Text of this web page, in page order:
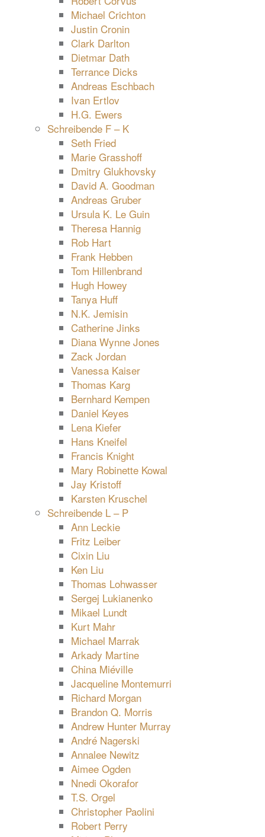
Michael Crichton
Justin Cronin
Clark Darlton
Dietmar Dath
Terrance Dicks
Andreas Eschbach
Ivan Ertlov
H.G. Ewers
Schreibende F – K
Seth Fried
Marie Grasshoff
Dmitry Glukhovsky
David A. Goodman
Andreas Gruber
Ursula K. Le Guin
Theresa Hannig
Rob Hart
Frank Hebben
Tom Hillenbrand
Hugh Howey
Tanya Huff
N.K. Jemisin
Catherine Jinks
Diana Wynne Jones
Zack Jordan
Vanessa Kaiser
Thomas Karg
Bernhard Kempen
Daniel Keyes
Lena Kiefer
Hans Kneifel
Francis Knight
Mary Robinette Kowal
Jay Kristoff
Karsten Kruschel
Schreibende L – P
Ann Leckie
Fritz Leiber
Cixin Liu
Ken Liu
Thomas Lohwasser
Sergej Lukianenko
Mikael Lundt
Kurt Mahr
Michael Marrak
Arkady Martine
China Miéville
Jacqueline Montemurri
Richard Morgan
Brandon Q. Morris
Andrew Hunter Murray
André Nagerski
Annalee Newitz
Aimee Ogden
Nnedi Okorafor
T.S. Orgel
Christopher Paolini
Robert Perry